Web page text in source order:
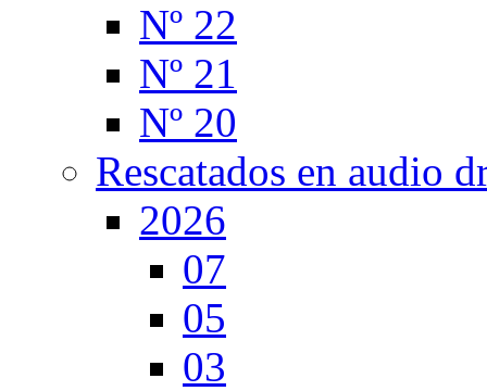
Nº 22
Nº 21
Nº 20
Rescatados en audio
2026
07
05
03